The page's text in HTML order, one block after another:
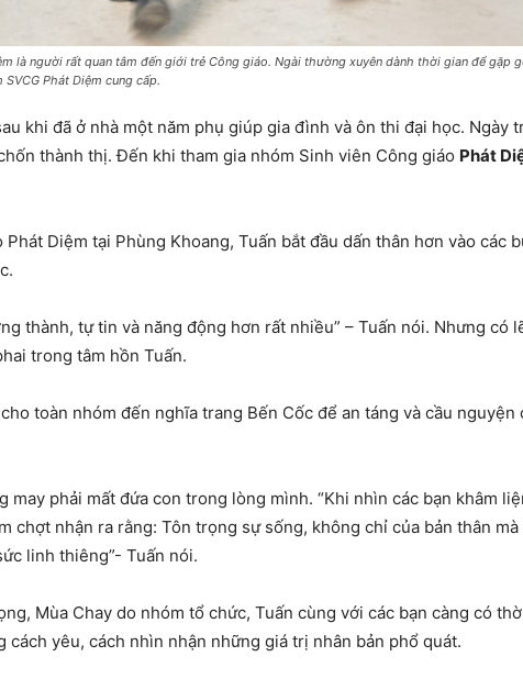
là người rất quan tâm đến giới trẻ Công giáo. Ngài thường xuyên dành thời gian để gặp
Phát Diệm cung cấp.
khi đã ở nhà một năm phụ giúp gia đình và ôn thi đại học. Ngày
thành thị. Đến khi tham gia nhóm Sinh viên Công giáo Phát
Diệm tại Phùng Khoang, Tuấn bắt đầu dấn thân hơn vào các
thành, tự tin và năng động hơn rất nhiều” – Tuấn nói. Nhưng có
trong tâm hồn Tuấn.
toàn nhóm đến nghĩa trang Bến Cốc để an táng và cầu
phải mất đứa con trong lòng mình. “Khi nhìn các bạn khâm
chợt nhận ra rằng: Tôn trọng sự sống, không chỉ của bản thân
linh thiêng”- Tuấn nói.
Mùa Chay do nhóm tổ chức, Tuấn cùng với các bạn càng có
yêu, cách nhìn nhận những giá trị nhân bản phổ quát.